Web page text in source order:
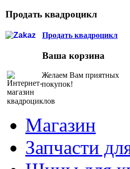
Продать квадроцикл
Продать квадроцикл
Ваша корзина
Желаем Вам приятных
покупок!
Магазин
Запчасти